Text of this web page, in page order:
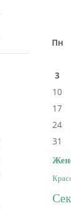
Пн
3
10
17
24
31